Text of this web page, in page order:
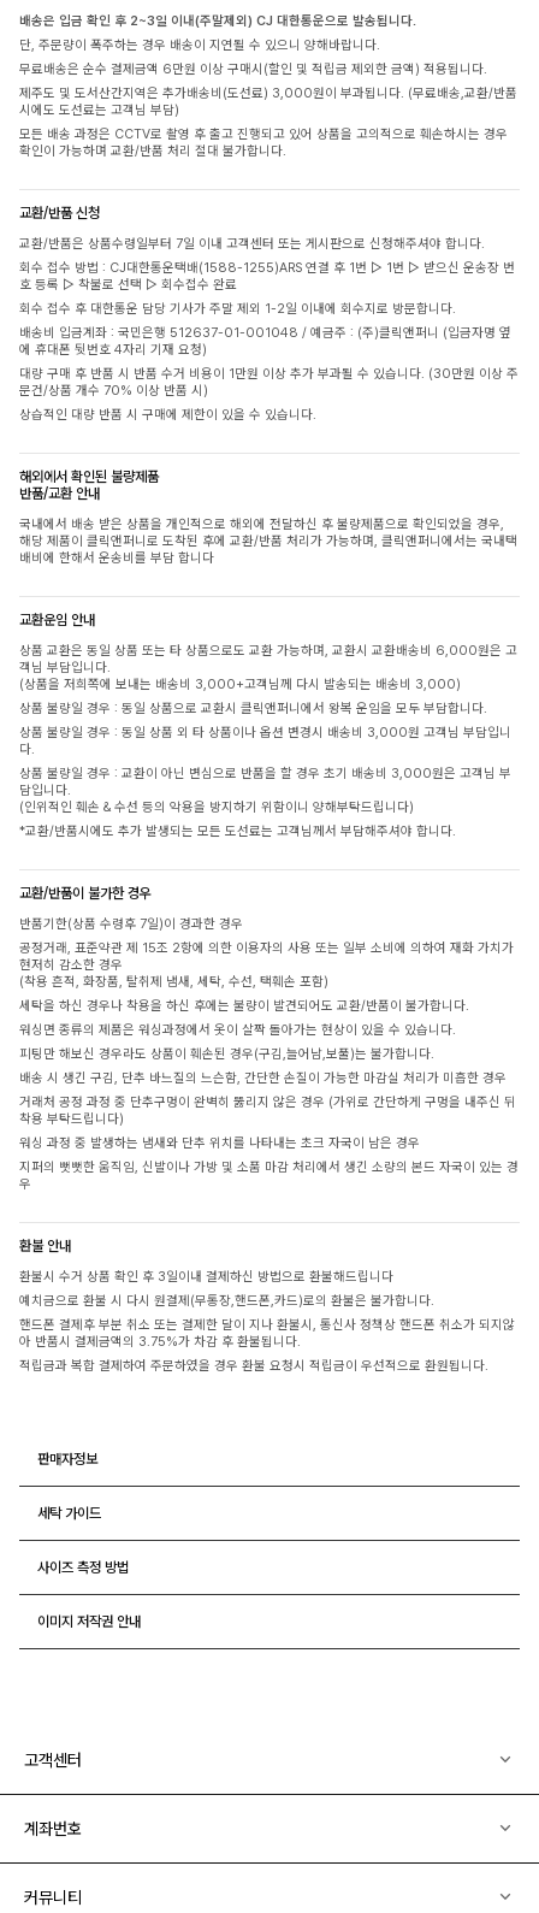
배송은 입금 확인 후 2~3일 이내(주말제외) CJ 대한통운으로 발송됩니다.
단, 주문량이 폭주하는 경우 배송이 지연될 수 있으니 양해바랍니다.
무료배송은 순수 결제금액 6만원 이상 구매시(할인 및 적립금 제외한 금액) 적용됩니다.
제주도 및 도서산간지역은 추가배송비(도선료) 3,000원이 부과됩니다. (무료배송,교환/반품
시에도 도선료는 고객님 부담)
모든 배송 과정은 CCTV로 촬영 후 출고 진행되고 있어 상품을 고의적으로 훼손하시는 경우
확인이 가능하며 교환/반품 처리 절대 불가합니다.
교환/반품 신청
교환/반품은 상품수령일부터 7일 이내 고객센터 또는 게시판으로 신청해주셔야 합니다.
회수 접수 방법 : CJ대한통운택배(1588-1255)ARS 연결 후 1번 ▷ 1번 ▷ 받으신 운송장 번
호 등록 ▷ 착불로 선택 ▷ 회수접수 완료
회수 접수 후 대한통운 담당 기사가 주말 제외 1-2일 이내에 회수지로 방문합니다.
배송비 입금계좌 : 국민은행 512637-01-001048 / 예금주 : (주)클릭앤퍼니 (입금자명 옆
에 휴대폰 뒷번호 4자리 기재 요청)
대량 구매 후 반품 시 반품 수거 비용이 1만원 이상 추가 부과될 수 있습니다. (30만원 이상 주
문건/상품 개수 70% 이상 반품 시)
상습적인 대량 반품 시 구매에 제한이 있을 수 있습니다.
해외에서 확인된 불량제품
반품/교환 안내
국내에서 배송 받은 상품을 개인적으로 해외에 전달하신 후 불량제품으로 확인되었을 경우,
해당 제품이 클릭앤퍼니로 도착된 후에 교환/반품 처리가 가능하며, 클릭앤퍼니에서는 국내택
배비에 한해서 운송비를 부담 합니다
교환운임 안내
상품 교환은 동일 상품 또는 타 상품으로도 교환 가능하며, 교환시 교환배송비 6,000원은 고
객님 부담입니다.
(상품을 저희쪽에 보내는 배송비 3,000+고객님께 다시 발송되는 배송비 3,000)
상품 불량일 경우 : 동일 상품으로 교환시 클릭앤퍼니에서 왕복 운임을 모두 부담합니다.
상품 불량일 경우 : 동일 상품 외 타 상품이나 옵션 변경시 배송비 3,000원 고객님 부담입니
다.
상품 불량일 경우 : 교환이 아닌 변심으로 반품을 할 경우 초기 배송비 3,000원은 고객님 부
담입니다.
(인위적인 훼손 & 수선 등의 악용을 방지하기 위함이니 양해부탁드립니다)
*교환/반품시에도 추가 발생되는 모든 도선료는 고객님께서 부담해주셔야 합니다.
교환/반품이 불가한 경우
반품기한(상품 수령후 7일)이 경과한 경우
공정거래, 표준약관 제 15조 2항에 의한 이용자의 사용 또는 일부 소비에 의하여 재화 가치가
현저히 감소한 경우
(착용 흔적, 화장품, 탈취제 냄새, 세탁, 수선, 택훼손 포함)
세탁을 하신 경우나 착용을 하신 후에는 불량이 발견되어도 교환/반품이 불가합니다.
워싱면 종류의 제품은 워싱과정에서 옷이 살짝 돌아가는 현상이 있을 수 있습니다.
피팅만 해보신 경우라도 상품이 훼손된 경우(구김,늘어남,보풀)는 불가합니다.
배송 시 생긴 구김, 단추 바느질의 느슨함, 간단한 손질이 가능한 마감실 처리가 미흡한 경우
거래처 공정 과정 중 단추구멍이 완벽히 뚫리지 않은 경우 (가위로 간단하게 구멍을 내주신 뒤
착용 부탁드립니다)
워싱 과정 중 발생하는 냄새와 단추 위치를 나타내는 초크 자국이 남은 경우
지퍼의 뻣뻣한 움직임, 신발이나 가방 및 소품 마감 처리에서 생긴 소량의 본드 자국이 있는 경
우
환불 안내
환불시 수거 상품 확인 후 3일이내 결제하신 방법으로 환불해드립니다
예치금으로 환불 시 다시 원결제(무통장,핸드폰,카드)로의 환불은 불가합니다.
핸드폰 결제후 부분 취소 또는 결제한 달이 지나 환불시, 통신사 정책상 핸드폰 취소가 되지않
아 반품시 결제금액의 3.75%가 차감 후 환불됩니다.
적립금과 복합 결제하여 주문하였을 경우 환불 요청시 적립금이 우선적으로 환원됩니다.
판매자정보
세탁 가이드
사이즈 측정 방법
이미지 저작권 안내
고객센터
계좌번호
커뮤니티